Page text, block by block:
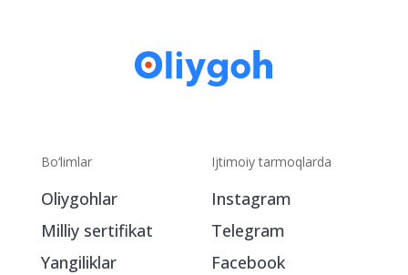
Bo‘limlar
Oliygohlar
Milliy sertifikat
Yangiliklar
Ijtimoiy tarmoqlarda
Instagram
Telegram
Facebook